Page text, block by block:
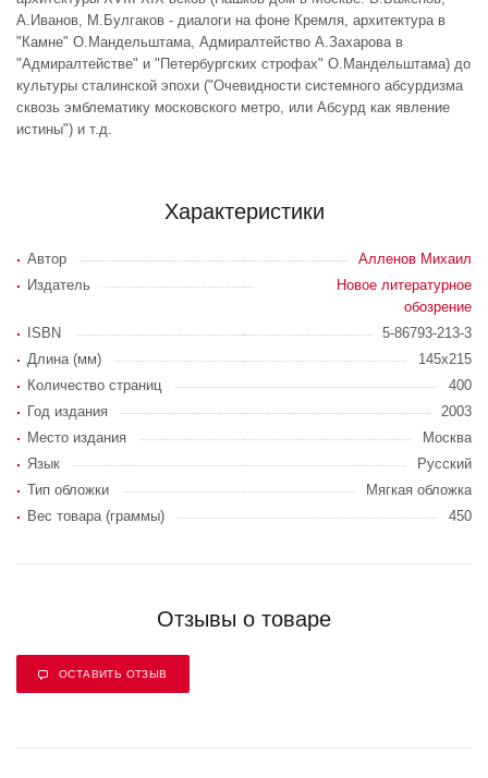
А.Иванов, М.Булгаков - диалоги на фоне Кремля, архитектура в
"Камне" О.Мандельштама, Адмиралтейство А.Захарова в
"Адмиралтействе" и "Петербургских строфах" О.Мандельштама) до
культуры сталинской эпохи ("Очевидности системного абсурдизма
сквозь эмблематику московского метро, или Абсурд как явление
истины") и т.д.
Характеристики
Автор
Алленов Михаил
Издатель
Новое литературное
обозрение
ISBN
5-86793-213-3
Длина (мм)
145x215
Количество страниц
400
Год издания
2003
Место издания
Москва
Язык
Русский
Тип обложки
Мягкая обложка
Вес товара (граммы)
450
Отзывы о товаре
ОСТАВИТЬ ОТЗЫВ